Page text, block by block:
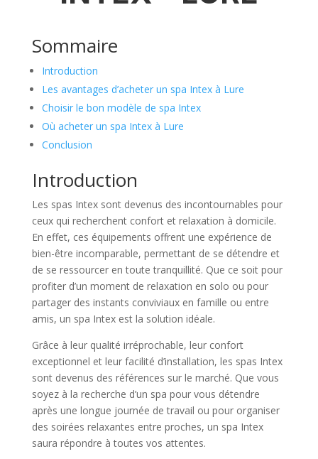
Sommaire
Introduction
Les avantages d’acheter un spa Intex à Lure
Choisir le bon modèle de spa Intex
Où acheter un spa Intex à Lure
Conclusion
Introduction
Les spas Intex sont devenus des incontournables pour
ceux qui recherchent confort et relaxation à domicile.
En effet, ces équipements offrent une expérience de
bien-être incomparable, permettant de se détendre et
de se ressourcer en toute tranquillité. Que ce soit pour
profiter d’un moment de relaxation en solo ou pour
partager des instants conviviaux en famille ou entre
amis, un spa Intex est la solution idéale.
Grâce à leur qualité irréprochable, leur confort
exceptionnel et leur facilité d’installation, les spas Intex
sont devenus des références sur le marché. Que vous
soyez à la recherche d’un spa pour vous détendre
après une longue journée de travail ou pour organiser
des soirées relaxantes entre proches, un spa Intex
saura répondre à toutes vos attentes.